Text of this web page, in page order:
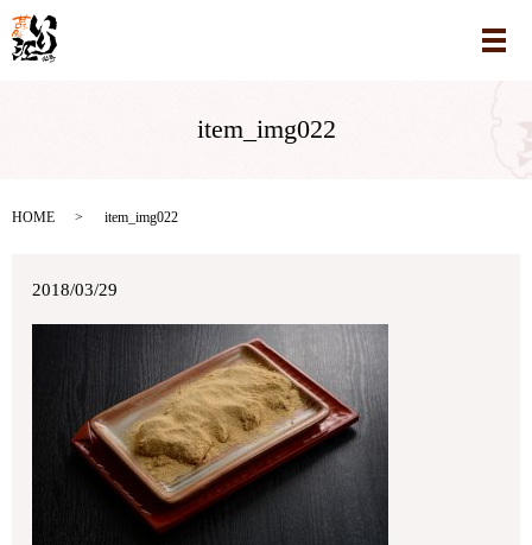
メ
item_img022
HOME item_img022
2018/03/29